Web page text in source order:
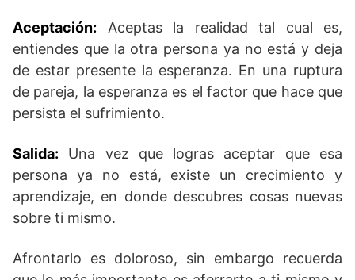
Aceptación: Aceptas la realidad tal cual es,
entiendes que la otra persona ya no está y deja
de estar presente la esperanza. En una ruptura
de pareja, la esperanza es el factor que hace que
persista el sufrimiento.
Salida: Una vez que logras aceptar que esa
persona ya no está, existe un crecimiento y
aprendizaje, en donde descubres cosas nuevas
sobre ti mismo.
Afrontarlo es doloroso, sin embargo recuerda